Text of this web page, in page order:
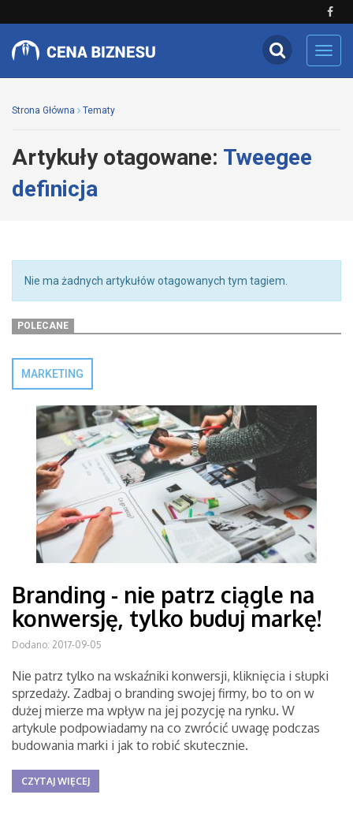
Strona Główna Tematy
Artykuły otagowane: Tweegee
definicja
Nie ma żadnych artykułów otagowanych tym tagiem.
POLECANE
MARKETING
Branding - nie patrz ciągle na
konwersję, tylko buduj markę!
Dodano: 2017-09-05
Nie patrz tylko na wskaźniki konwersji, kliknięcia i słupki
sprzedaży. Zadbaj o branding swojej firmy, bo to on w
dużej mierze ma wpływ na jej pozycję na rynku. W
artykule podpowiadamy na co zwrócić uwagę podczas
budowania marki i jak to robić skutecznie.
CZYTAJ WIĘCEJ